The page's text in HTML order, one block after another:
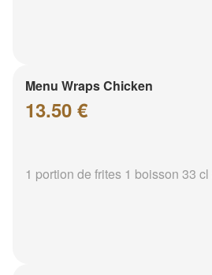
Menu Wraps Chicken
13.50 €
1 portion de frites 1 boisson 33